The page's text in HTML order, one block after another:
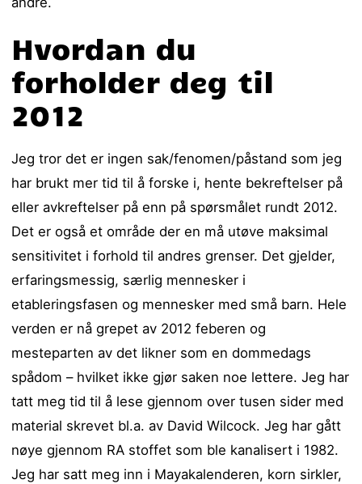
Hvordan du
forholder deg til
2012
Jeg tror det er ingen sak/fenomen/påstand som jeg
har brukt mer tid til å forske i, hente bekreftelser på
eller avkreftelser på enn på spørsmålet rundt 2012.
Det er også et område der en må utøve maksimal
sensitivitet i forhold til andres grenser. Det gjelder,
erfaringsmessig, særlig mennesker i
etableringsfasen og mennesker med små barn. Hele
verden er nå grepet av 2012 feberen og
mesteparten av det likner som en dommedags
spådom – hvilket ikke gjør saken noe lettere. Jeg har
tatt meg tid til å lese gjennom over tusen sider med
material skrevet bl.a. av David Wilcock. Jeg har gått
nøye gjennom RA stoffet som ble kanalisert i 1982.
Jeg har satt meg inn i Mayakalenderen, korn sirkler,